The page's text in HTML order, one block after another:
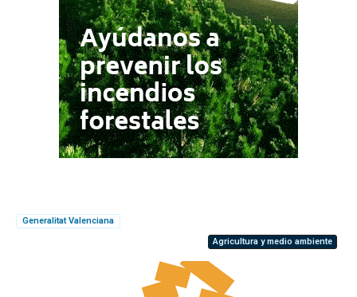
Generalitat Valenciana
Agricultura y medio ambiente